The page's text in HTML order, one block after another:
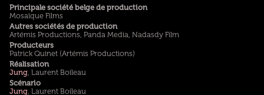
Principale société belge de production
Mosaïque Films
Autres sociétés de production
Artémis Productions, Panda Media, Nadasdy Film
Producteurs
Patrick Quinet (Artémis Productions)
Réalisation
Jung, Laurent Boileau
Scénario
Jung, Laurent Boileau